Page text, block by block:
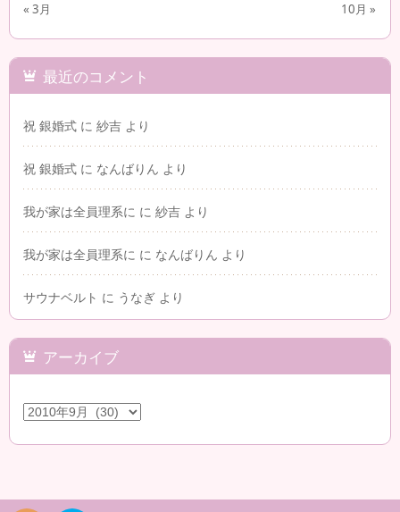
« 3月 10月 »
最近のコメント
祝 銀婚式 に 紗吉 より
祝 銀婚式 に なんばりん より
我が家は全員理系に に 紗吉 より
我が家は全員理系に に なんばりん より
サウナベルト に うなぎ より
アーカイブ
ア
カ